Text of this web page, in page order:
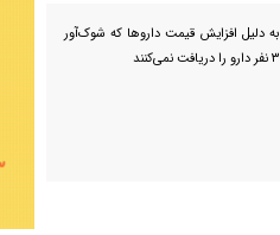
دلیل افزایش قیمت دارو‌ها که شوک‌آور